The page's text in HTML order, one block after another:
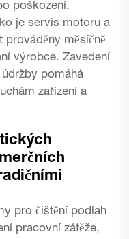
poškození.
je servis motoru a
měsíčně
výrobce. Zavedení
pomáhá
zařízení a
pro čištění podlah
pracovní zátěže,